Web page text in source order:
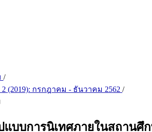
/
(2019): กรกฎาคม - ธันวาคม 2562 /
บบการนิเทศภายในสถานศึ